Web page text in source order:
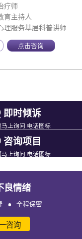
疗师
育主持人
理服务基层科普讲师
点击咨询
即时倾诉
上询问 电话图标
咨询项目
上询问 电话图标
情绪
全程保密
咨询